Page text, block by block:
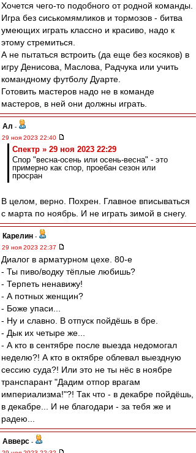
Хочется чего-то подобного от родной команды.
Игра без сиськомямликов и тормозов - битва
умеющих играть классно и красиво, надо к
этому стремиться.
А не пытаться встроить (да еще без косяков) в
игру Денисова, Маслова, Радчука или учить
командному футболу Дуарте.
Готовить мастеров надо не в команде
мастеров, в ней они должны играть.
Ал -
29 ноя 2023 22:40
Спектр » 29 ноя 2023 22:29
Спор "весна-осень или осень-весна" - это
примерно как спор, проебан сезон или
просран
В целом, верно. Похрен. Главное вписываться
с марта по ноябрь. И не играть зимой в снегу.
Карелин -
29 ноя 2023 22:37
Диалог в арматурном цехе. 80-е
- Ты пиво/водку тёплые любишь?
- Терпеть ненавижу!
- А потных женщин?
- Боже упаси...
- Ну и славно. В отпуск пойдёшь в бре.
- Дык их четыре же...
- А кто в сентябре после выезда недомогал
неделю?! А кто в октябре облевал выездную
сессию суда?! Или это не ты нёс в ноябре
транспарант "Дадим отпор врагам
империализма!"?! Так что - в декабре пойдёшь,
в декабре... И не благодари - за тебя же и
радею...
Авверс -